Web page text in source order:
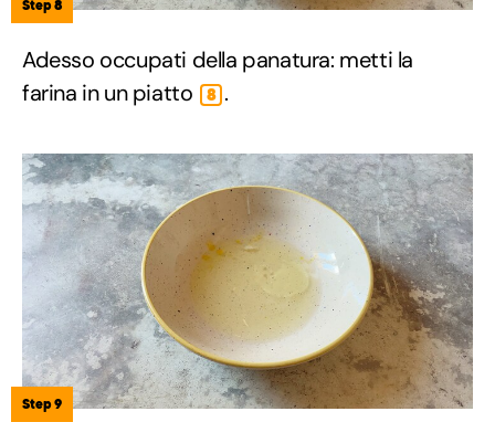
Step 8
Adesso occupati della panatura: metti la
farina in un piatto
8 .
Step 9